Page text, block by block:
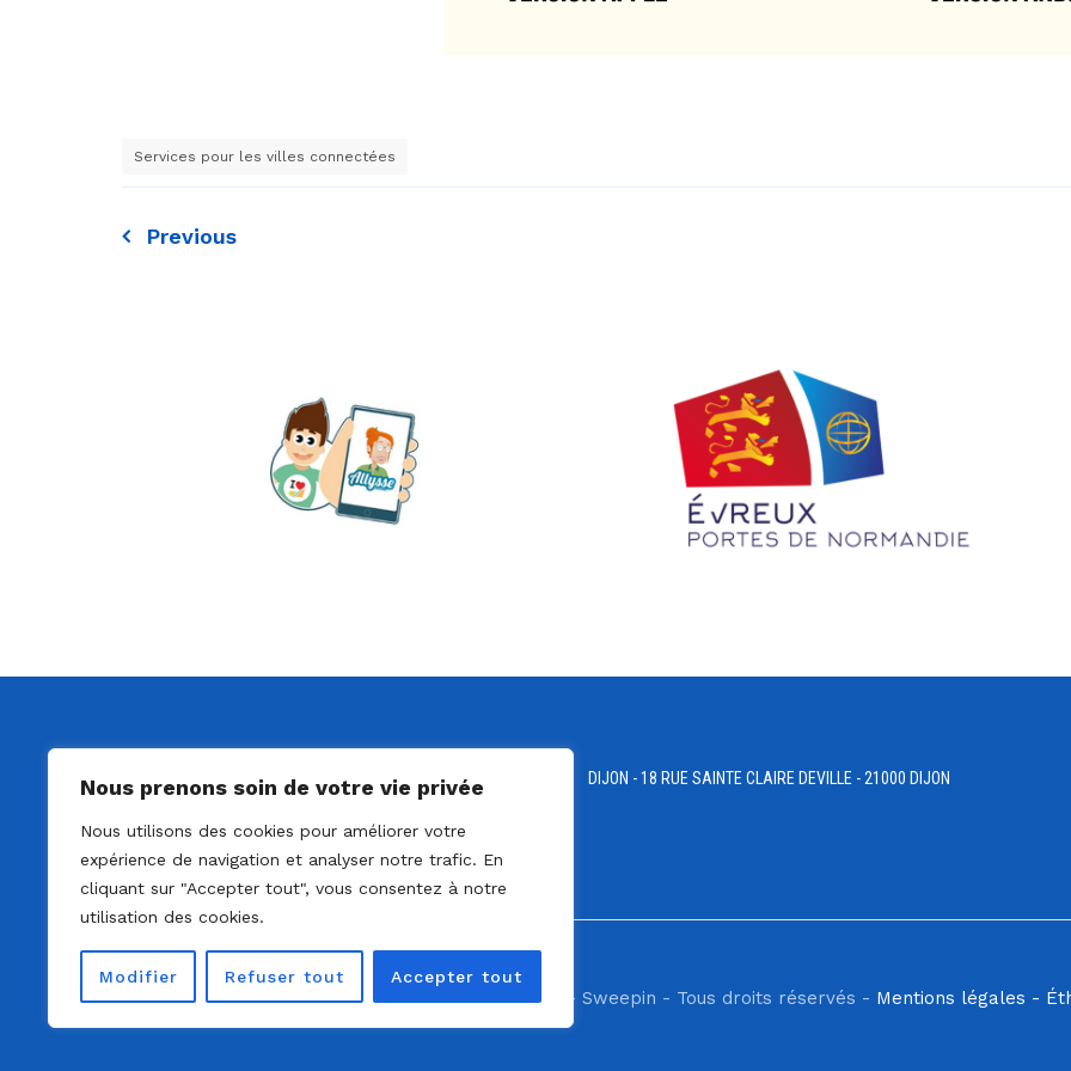
Nous prenons soin de votre vie privée
Nous utilisons des cookies pour améliorer votre
expérience de navigation et analyser notre trafic. En
cliquant sur "Accepter tout", vous consentez à notre
utilisation des cookies.
Modifier Refuser tout Accepter tout
Services pour les villes connectées
Navigation
Previous
DIJON - 18 RUE SAINTE CLAIRE DEVILLE - 21000 DIJON
© 2022 - Solo Agilis - Sweepin - Tous droits réservés - Mentions légales -